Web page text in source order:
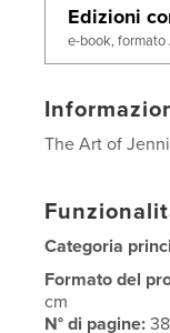
Edizioni
e-book, formato
The Art of
Categoria
Formato del
cm
N° di pagine:38